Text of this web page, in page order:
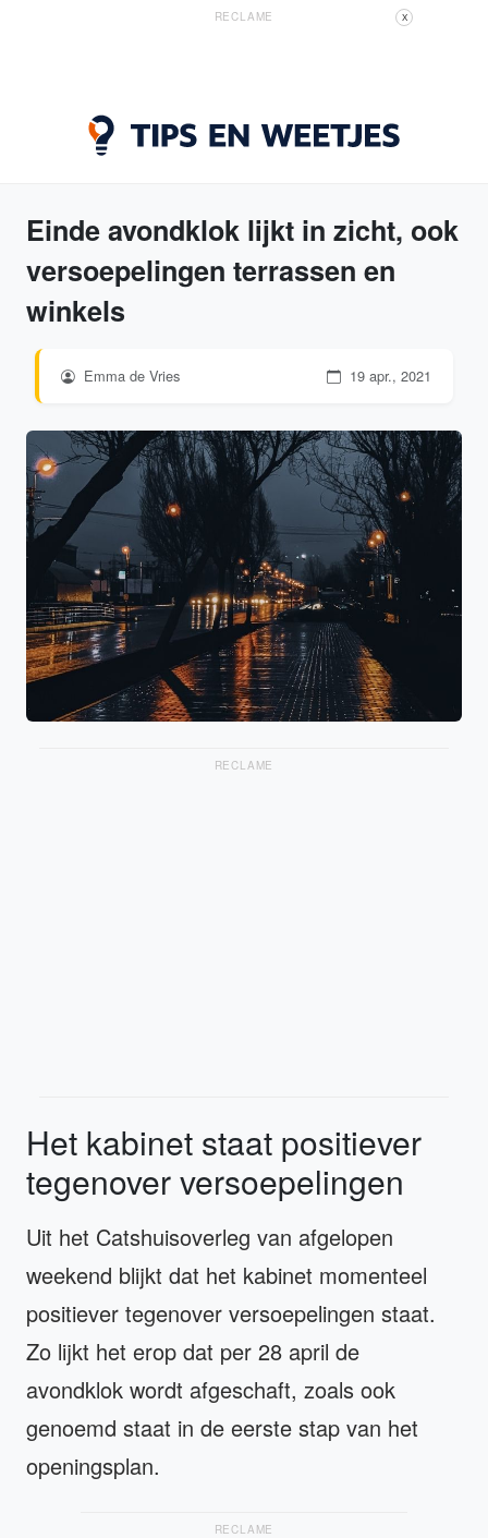
RECLAME X
Einde avondklok lijkt in zicht, ook
versoepelingen terrassen en
winkels
Emma de Vries 19 apr., 2021
RECLAME
Het kabinet staat positiever
tegenover versoepelingen
Uit het Catshuisoverleg van afgelopen
weekend blijkt dat het kabinet momenteel
positiever tegenover versoepelingen staat.
Zo lijkt het erop dat per 28 april de
avondklok wordt afgeschaft, zoals ook
genoemd staat in de eerste stap van het
openingsplan.
RECLAME